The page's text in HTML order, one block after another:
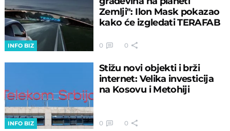
INFO BIZ
Zemlji": Ilon Mask pokazao
kako će izgledati TERAFAB
0 0
INFO BIZ
Stižu novi objekti i brži
internet: Velika investicija
na Kosovu i Metohiji
0 0